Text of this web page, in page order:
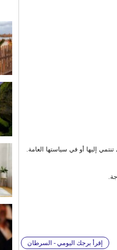
إليها أو في سياستها العامة.
إقرأ برجك اليومي - السرطان